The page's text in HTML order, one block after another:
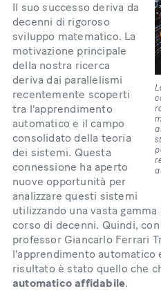
Il suo successo deriva da
decenni di rigoroso
sviluppo matematico. La
motivazione principale
della nostra ricerca
deriva dai parallelismi
recentemente scoperti
tra l'apprendimento
automatico e il campo
consolidato della teoria
dei sistemi. Questa
connessione ha aperto
nuove opportunità per
analizzare questi sistemi
utilizzando una vasta
corso di decenni. Quindi,
professor Giancarlo Ferrari
l'apprendimento automatico
risultato è stato quello che
automatico affidabile.